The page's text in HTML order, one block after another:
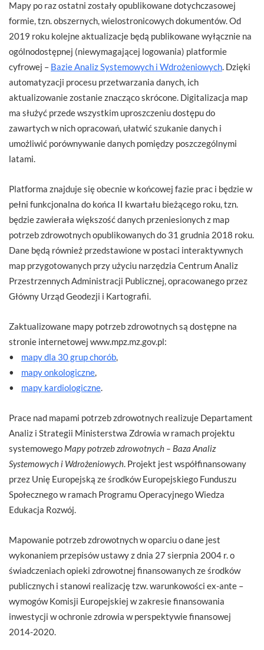
Mapy po raz ostatni zostały opublikowane dotychczasowej
formie, tzn. obszernych, wielostronicowych dokumentów. Od
2019 roku kolejne aktualizacje będą publikowane wyłącznie na
ogólnodostępnej (niewymagającej logowania) platformie
cyfrowej – Bazie Analiz Systemowych i Wdrożeniowych . Dzięki
automatyzacji procesu przetwarzania danych, ich
aktualizowanie zostanie znacząco skrócone. Digitalizacja map
ma służyć przede wszystkim uproszczeniu dostępu do
zawartych w nich opracowań, ułatwić szukanie danych i
umożliwić porównywanie danych pomiędzy poszczególnymi
latami.
Platforma znajduje się obecnie w końcowej fazie prac i będzie w
pełni funkcjonalna do końca II kwartału bieżącego roku, tzn.
będzie zawierała większość danych przeniesionych z map
potrzeb zdrowotnych opublikowanych do 31 grudnia 2018 roku.
Dane będą również przedstawione w postaci interaktywnych
map przygotowanych przy użyciu narzędzia Centrum Analiz
Przestrzennych Administracji Publicznej, opracowanego przez
Główny Urząd Geodezji i Kartografii.
Zaktualizowane mapy potrzeb zdrowotnych są dostępne na
stronie internetowej www.mpz.mz.gov.pl:
• mapy dla 30 grup chorób
• mapy onkologiczne
• mapy kardiologiczne
Prace nad mapami potrzeb zdrowotnych realizuje Departament
Analiz i Strategii Ministerstwa Zdrowia w ramach projektu
systemowego Mapy potrzeb zdrowotnych – Baza Analiz
Systemowych i Wdrożeniowych . Projekt jest współfinansowany
przez Unię Europejską ze środków Europejskiego Funduszu
Społecznego w ramach Programu Operacyjnego Wiedza
Edukacja Rozwój.
Mapowanie potrzeb zdrowotnych w oparciu o dane jest
wykonaniem przepisów ustawy z dnia 27 sierpnia 2004 r. o
świadczeniach opieki zdrowotnej finansowanych ze środków
publicznych i stanowi realizację tzw. warunkowości ex-ante –
wymogów Komisji Europejskiej w zakresie finansowania
inwestycji w ochronie zdrowia w perspektywie finansowej
2014-2020.